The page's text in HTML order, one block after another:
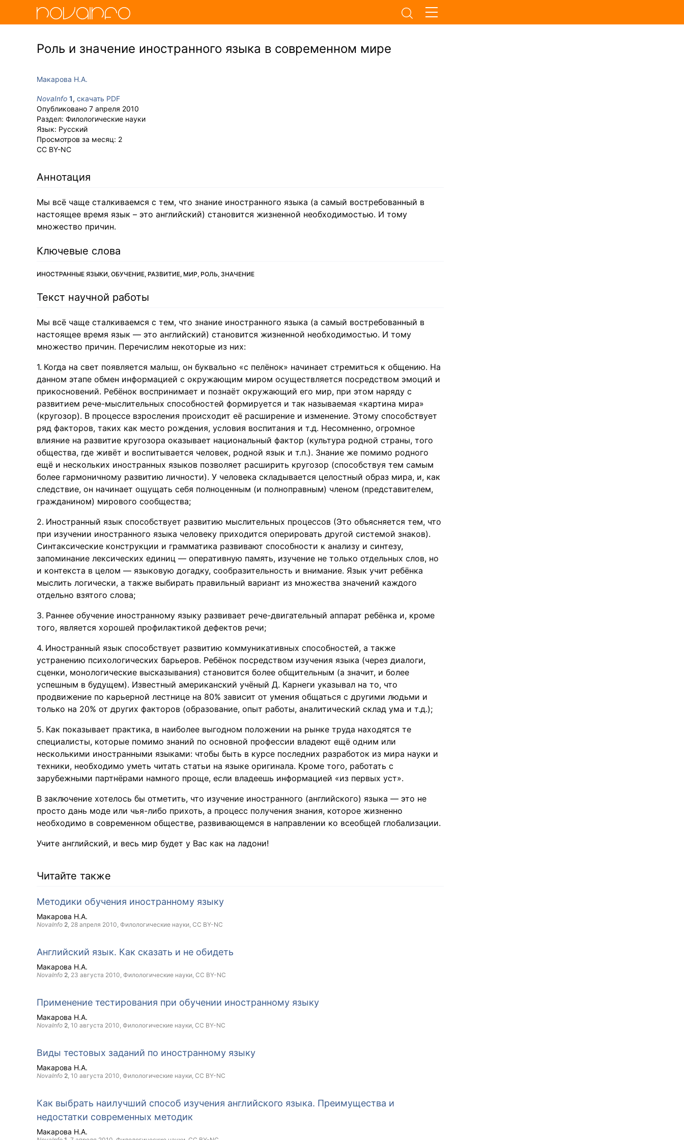
Роль и значение иностранного языка в современном мире
Макарова Н.А.
NovaInfo 1, скачать PDF
Опубликовано 7 апреля 2010
Раздел: Филологические науки
Язык: Русский
Просмотров за месяц: 2
CC BY-NC
Аннотация
Мы всё чаще сталкиваемся с тем, что знание иностранного языка (а самый востребованный в
настоящее время язык – это английский) становится жизненной необходимостью. И тому
множество причин.
Ключевые слова
ИНОСТРАННЫЕ ЯЗЫКИ, ОБУЧЕНИЕ, РАЗВИТИЕ, МИР, РОЛЬ, ЗНАЧЕНИЕ
Текст научной работы
Мы всё чаще сталкиваемся с тем, что знание иностранного языка (а самый востребованный в
настоящее время язык — это английский) становится жизненной необходимостью. И тому
множество причин. Перечислим некоторые из них:
Когда на свет появляется малыш, он буквально «с пелёнок» начинает стремиться к общению. На
данном этапе обмен информацией с окружающим миром осуществляется посредством эмоций и
прикосновений. Ребёнок воспринимает и познаёт окружающий его мир, при этом наряду с
развитием рече-мыслительных способностей формируется и так называемая «картина мира»
(кругозор). В процессе взросления происходит её расширение и изменение. Этому способствует
ряд факторов, таких как место рождения, условия воспитания и т.д. Несомненно, огромное
влияние на развитие кругозора оказывает национальный фактор (культура родной страны, того
общества, где живёт и воспитывается человек, родной язык и т.п.). Знание же помимо родного
ещё и нескольких иностранных языков позволяет расширить кругозор (способствуя тем самым
более гармоничному развитию личности). У человека складывается целостный образ мира, и, как
следствие, он начинает ощущать себя полноценным (и полноправным) членом (представителем,
гражданином) мирового сообщества;
Иностранный язык способствует развитию мыслительных процессов (Это объясняется тем, что
при изучении иностранного языка человеку приходится оперировать другой системой знаков).
Синтаксические конструкции и грамматика развивают способности к анализу и синтезу,
запоминание лексических единиц — оперативную память, изучение не только отдельных слов, но
и контекста в целом — языковую догадку, сообразительность и внимание. Язык учит ребёнка
мыслить логически, а также выбирать правильный вариант из множества значений каждого
отдельно взятого слова;
Раннее обучение иностранному языку развивает рече-двигательный аппарат ребёнка и, кроме
того, является хорошей профилактикой дефектов речи;
Иностранный язык способствует развитию коммуникативных способностей, а также
устранению психологических барьеров. Ребёнок посредством изучения языка (через диалоги,
сценки, монологические высказывания) становится более общительным (а значит, и более
успешным в будущем). Известный американский учёный Д. Карнеги указывал на то, что
продвижение по карьерной лестнице на 80% зависит от умения общаться с другими людьми и
только на 20% от других факторов (образование, опыт работы, аналитический склад ума и т.д.);
Как показывает практика, в наиболее выгодном положении на рынке труда находятся те
специалисты, которые помимо знаний по основной профессии владеют ещё одним или
несколькими иностранными языками: чтобы быть в курсе последних разработок из мира науки и
техники, необходимо уметь читать статьи на языке оригинала. Кроме того, работать с
зарубежными партнёрами намного проще, если владеешь информацией «из первых уст».
В заключение хотелось бы отметить, что изучение иностранного (английского) языка — это не
просто дань моде или чья-либо прихоть, а процесс получения знания, которое жизненно
необходимо в современном обществе, развивающемся в направлении ко всеобщей глобализации.
Учите английский, и весь мир будет у Вас как на ладони!
Читайте также
Методики обучения иностранному языку
Макарова Н.А.
NovaInfo 2, 28 апреля 2010, Филологические науки, CC BY-NC
Английский язык. Как сказать и не обидеть
Макарова Н.А.
NovaInfo 2, 23 августа 2010, Филологические науки, CC BY-NC
Применение тестирования при обучении иностранному языку
Макарова Н.А.
NovaInfo 2, 10 августа 2010, Филологические науки, CC BY-NC
Виды тестовых заданий по иностранному языку
Макарова Н.А.
NovaInfo 2, 10 августа 2010, Филологические науки, CC BY-NC
Как выбрать наилучший способ изучения английского языка. Преимущества и
недостатки современных методик
Макарова Н.А.